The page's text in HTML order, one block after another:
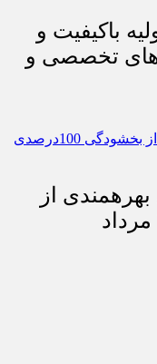
باکیفیت و
تخصصی و
فرصت مؤدیان مالیاتی برای بهره‎مندی از